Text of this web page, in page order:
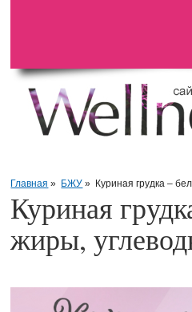
Главная » БЖУ » Куриная грудка –
Куриная
жиры,